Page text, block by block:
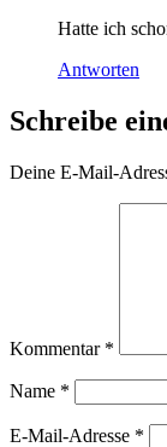
Hatte ich
Antworten
Schreibe
Deine E-Mail-
Kommentar *
Name *
E-Mail-Adresse *